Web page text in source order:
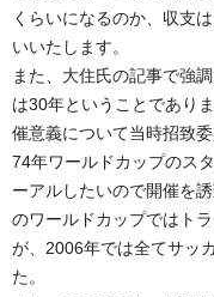
くらいになるのか、収支
いいたします。
また、大住氏の記事で強
は30年ということであり
催意義について当時招致
74年ワールドカップのス
ーアルしたいので開催を
のワールドカップではト
が、2006年では全てサッ
た。